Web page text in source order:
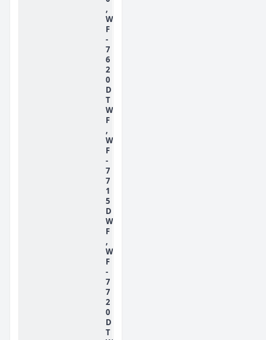
,
W
F
-
7
6
2
0
D
T
W
F
,
W
F
-
7
7
1
5
D
W
F
,
W
F
-
7
7
2
0
D
T